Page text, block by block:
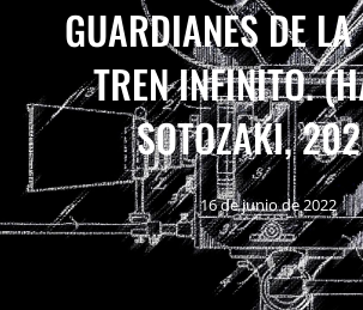
GUARDIANES DE
TREN INFINITO.
SOTOZAKI,
16 de junio de 2022